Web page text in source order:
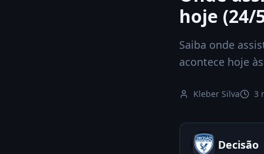
hoje (24/
Saiba onde
acontece hoje
Kleber Silva 3
Decisão